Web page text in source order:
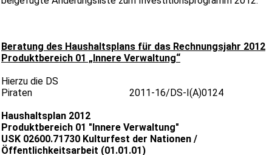
Beratung des Haushaltsplans für das Rechnungsjahr 2012
Produktbereich 01 „Innere Verwaltung“
Hierzu die DS
Piraten 2011-16/DS-I(A)0124
Haushaltsplan 2012
Produktbereich 01 "Innere Verwaltung"
USK 02600.71730 Kulturfest der Nationen /
Öffentlichkeitsarbeit (01.01.01)